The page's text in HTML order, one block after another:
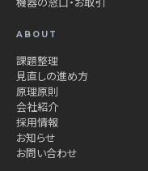
ABOUT
課題整理
見直しの進め方
原理原則
会社紹介
採用情報
お知らせ
お問い合わせ